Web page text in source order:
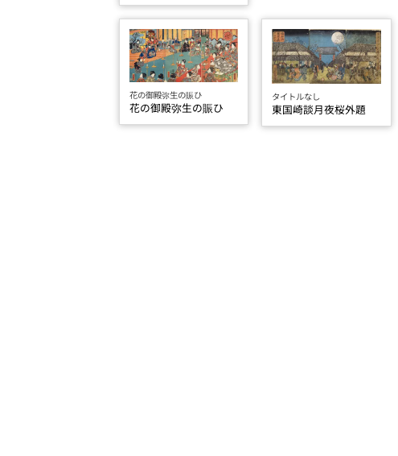
花の御殿弥生の賑ひ
花の御殿弥生の賑ひ
タイトルなし
東国崎談月夜桜外題